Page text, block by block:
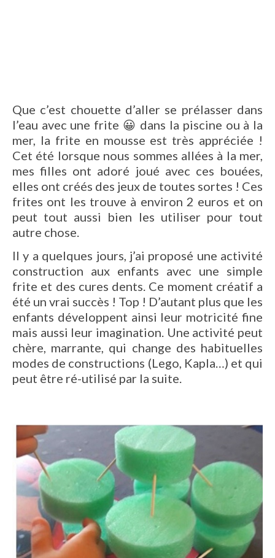
Que c’est chouette d’aller se prélasser dans
l’eau avec une frite 😀 dans la piscine ou à la
mer, la frite en mousse est très appréciée !
Cet été lorsque nous sommes allées à la mer,
mes filles ont adoré joué avec ces bouées,
elles ont créés des jeux de toutes sortes ! Ces
frites ont les trouve à environ 2 euros et on
peut tout aussi bien les utiliser pour tout
autre chose.
Il y a quelques jours, j’ai proposé une activité
construction aux enfants avec une simple
frite et des cures dents. Ce moment créatif a
été un vrai succès ! Top ! D’autant plus que les
enfants développent ainsi leur motricité fine
mais aussi leur imagination. Une activité peut
chère, marrante, qui change des habituelles
modes de constructions (Lego, Kapla…) et qui
peut être ré-utilisé par la suite.